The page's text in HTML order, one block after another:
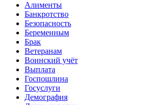
Алименты
Банкротство
Безопасность
Беременным
Брак
Ветеранам
Воинский учёт
Выплата
Госпошлина
Госуслуги
Демография